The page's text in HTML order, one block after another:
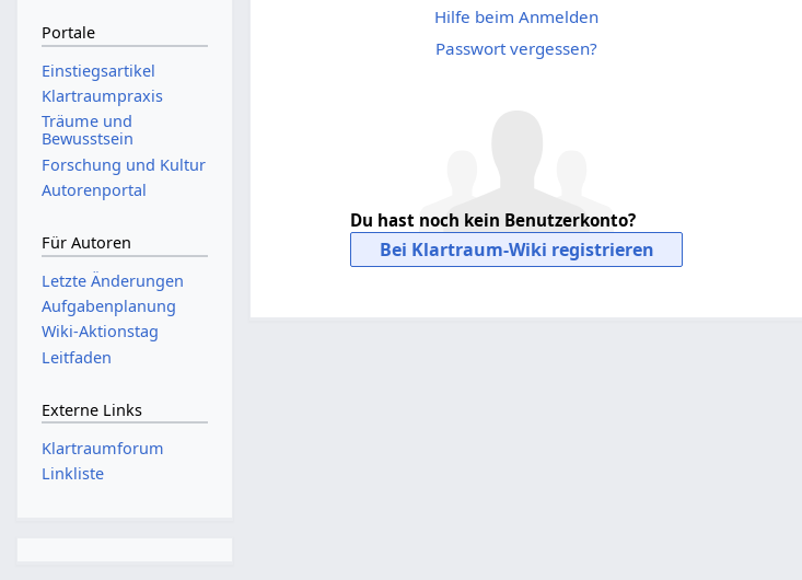
Hilfe beim Anmelden
Passwort vergessen?
Du hast noch kein Benutzerkonto?
Bei Klartraum-Wiki registrieren
Portale
Einstiegsartikel
Klartraumpraxis
Träume und
Bewusstsein
Forschung und Kultur
Autorenportal
Für Autoren
Letzte Änderungen
Aufgabenplanung
Wiki-Aktionstag
Leitfaden
Externe Links
Klartraumforum
Linkliste